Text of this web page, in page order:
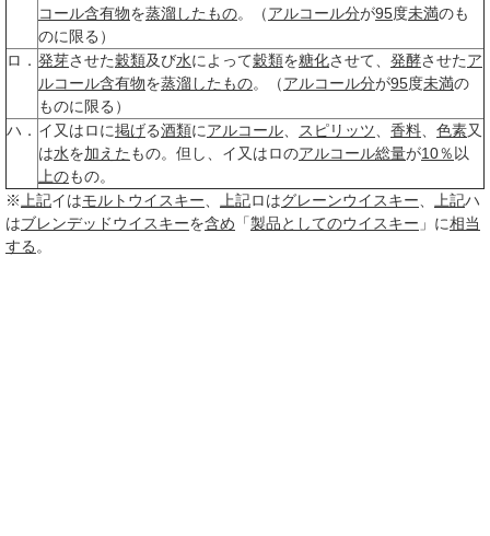
コール含有物を蒸溜 したもの。（アルコール分が95度未満のも
のに限る）
ロ． 発芽させた穀類及び水によって穀類を糖化させて、 発酵させたア
ルコール含有物を蒸溜 したもの。（アルコール分が95度未満の
ものに限る）
ハ． イ又はロに掲げる酒類にアルコール スピリッツ 香料 色素又
は水を加えた もの。但し、イ又はロのアルコール総量が10％ 以
上のもの。
※ 上記イはモルトウイスキー 上記ロはグレーンウイスキー 上記ハ
はブレンデッドウイスキーを含め 「製品としてのウイスキー 」に相当
する 。